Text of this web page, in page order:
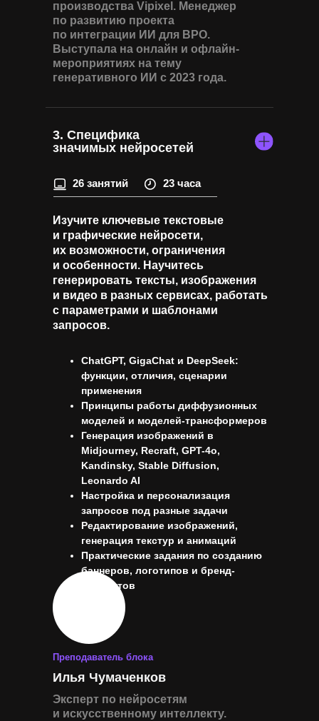
производства Vipixel. Менеджер
по развитию проекта
по интеграции ИИ для BPO.
Выступала на онлайн и офлайн-
мероприятиях на тему
генеративного ИИ с 2023 года.
3. Специфика
значимых нейросетей
Илья Чумаченков
Эксперт по нейросетям
и искусственному интеллекту.
Преподаватель блока
23 часа
26 занятий
Изучите ключевые текстовые
и графические нейросети,
их возможности, ограничения
и особенности. Научитесь
генерировать тексты, изображения
и видео в разных сервисах, работать
с параметрами и шаблонами
запросов.
ChatGPT, GigaChat и DeepSeek:
функции, отличия, сценарии
применения
Принципы работы диффузионных
моделей и моделей-трансформеров
Генерация изображений в
Midjourney, Recraft, GPT-4o,
Kandinsky, Stable Diffusion,
Leonardo AI
Настройка и персонализация
запросов под разные задачи
Редактирование изображений,
генерация текстур и анимаций
Практические задания по созданию
баннеров, логотипов и бренд-
элементов